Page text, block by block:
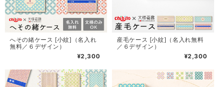
へその緒ケース [小紋]（名入れ
無料／６デザイン）
¥2,300
産毛ケース [小紋]（名入れ無料
／６デザイン）
¥2,300